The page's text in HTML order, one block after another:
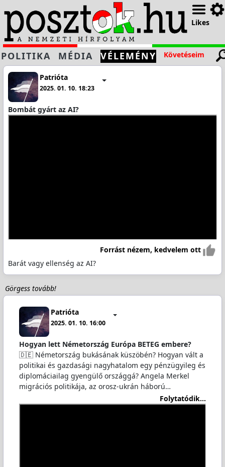
Likes
POLITIKA MÉDIA VÉLEMÉNY Követéseim
Patrióta
2025. 01. 10. 18:23
Bombát gyárt az AI?
Forrást nézem, kedvelem ott
Barát vagy ellenség az AI?
Görgess tovább!
Patrióta
2025. 01. 10. 16:00
Hogyan lett Németország Európa BETEG embere?
🇩🇪 Németország bukásának küszöbén? Hogyan vált a
politikai és gazdasági nagyhatalom egy pénzügyileg és
diplomáciailag gyengülő országgá? Angela Merkel
migrációs politikája, az orosz-ukrán háború…
Folytatódik...